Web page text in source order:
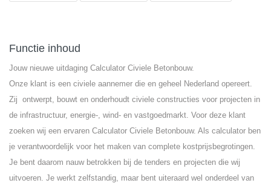
Functie inhoud
Jouw nieuwe uitdaging Calculator Civiele Betonbouw.
Onze klant is een civiele aannemer die en geheel Nederland opereert.
Zij ontwerpt, bouwt en onderhoudt civiele constructies voor projecten in
de infrastructuur, energie-, wind- en vastgoedmarkt. Voor deze klant
zoeken wij een ervaren Calculator Civiele Betonbouw. Als calculator ben
je verantwoordelijk voor het maken van complete kostprijsbegrotingen.
Je bent daarom nauw betrokken bij de tenders en projecten die wij
uitvoeren. Je werkt zelfstandig, maar bent uiteraard wel onderdeel van